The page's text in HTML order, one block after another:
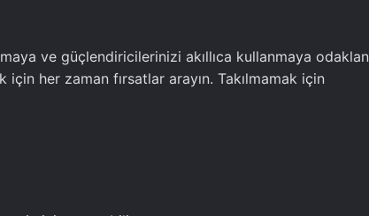
ve güçlendiricilerinizi akıllıca kullanmaya
her zaman fırsatlar arayın. Takılmamak için